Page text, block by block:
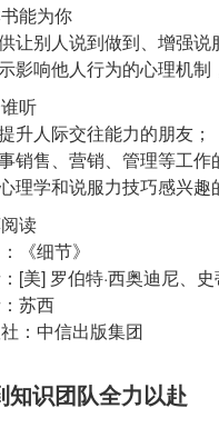
能为你
让别人说到做到、增强说
影响他人行为的心理机制
听
升人际交往能力的朋友；
销售、营销、管理等工作
理学和说服力技巧感兴趣
读
《细节》
[美] 罗伯特·西奥迪尼、
苏西
：中信出版集团
知识团队全力以赴